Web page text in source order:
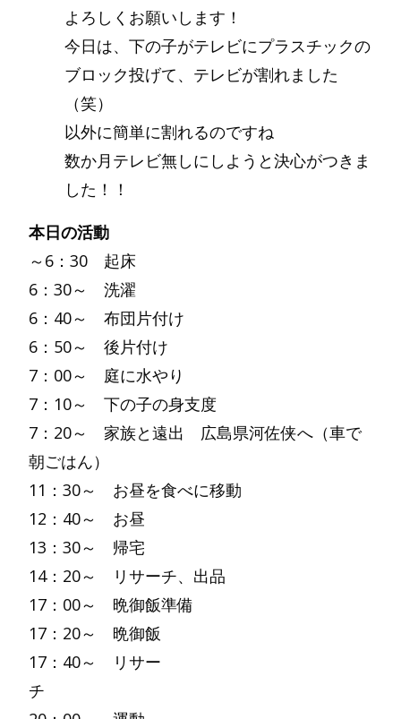
よろしくお願いします！
今日は、下の子がテレビにプラスチックの
ブロック投げて、テレビが割れました
（笑）
以外に簡単に割れるのですね
数か月テレビ無しにしようと決心がつきま
した！！
本日の活動
～6：30 起床
6：30～ 洗濯
6：40～ 布団片付け
6：50～ 後片付け
7：00～ 庭に水やり
7：10～ 下の子の身支度
7：20～ 家族と遠出 広島県河佐侠へ（車で
朝ごはん）
11：30～ お昼を食べに移動
12：40～ お昼
13：30～ 帰宅
14：20～ リサーチ、出品
17：00～ 晩御飯準備
17：20～ 晩御飯
17：40～ リサー
チ